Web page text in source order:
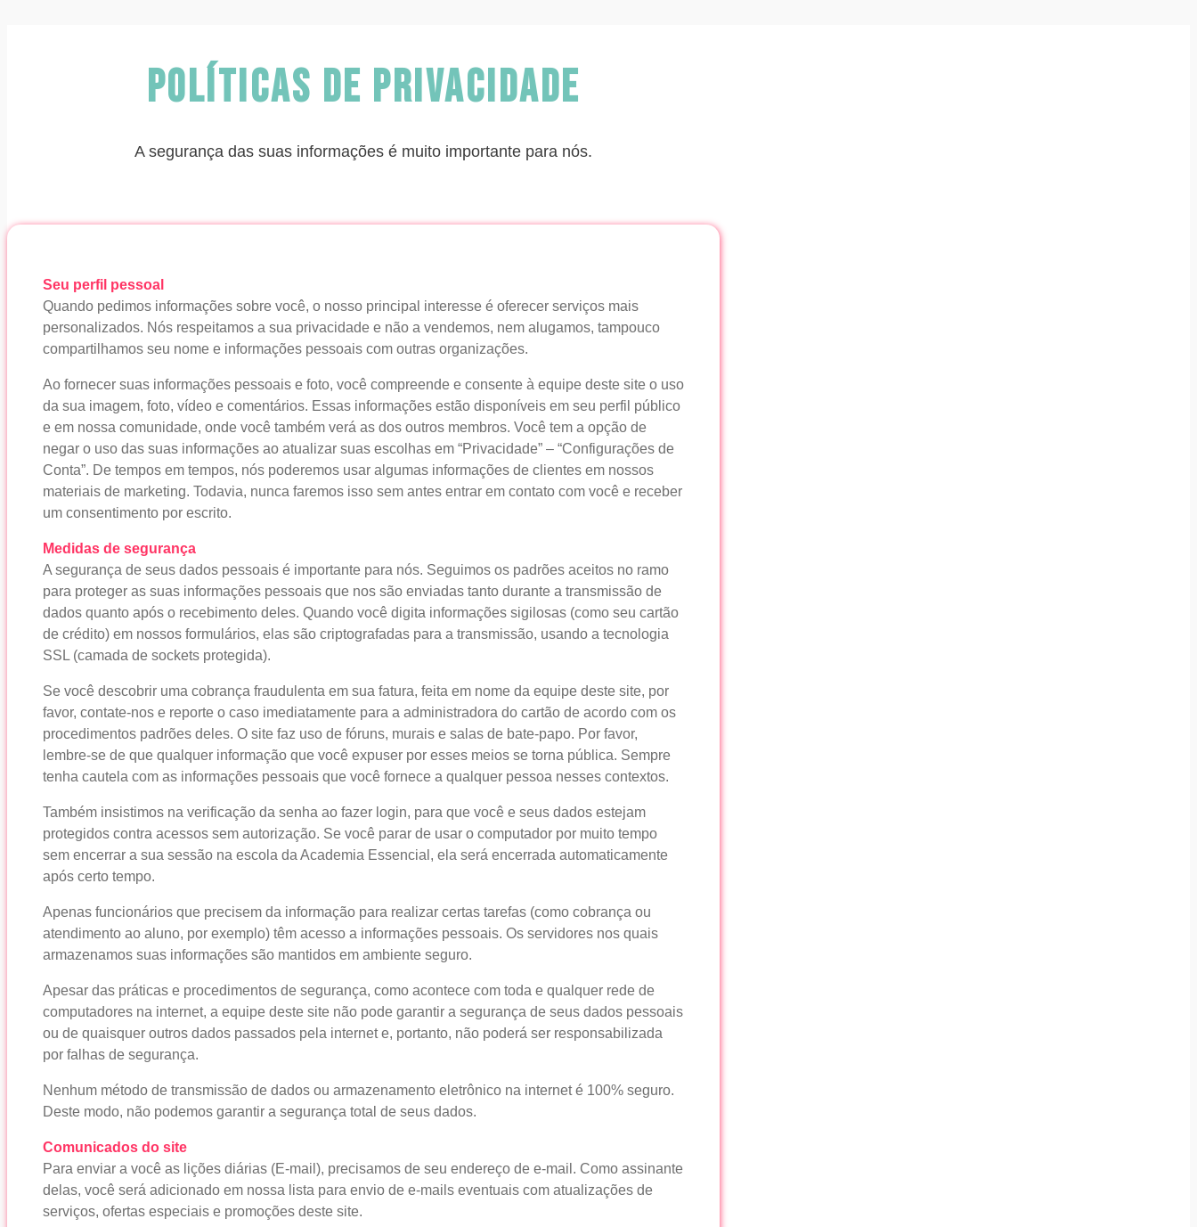
Políticas de Privacidade
A segurança das suas informações é muito importante para nós.
Seu perfil pessoal
Quando pedimos informações sobre você, o nosso principal interesse é oferecer serviços mais
personalizados. Nós respeitamos a sua privacidade e não a vendemos, nem alugamos, tampouco
compartilhamos seu nome e informações pessoais com outras organizações.
Ao fornecer suas informações pessoais e foto, você compreende e consente à equipe deste site o uso
da sua imagem, foto, vídeo e comentários. Essas informações estão disponíveis em seu perfil público
e em nossa comunidade, onde você também verá as dos outros membros. Você tem a opção de
negar o uso das suas informações ao atualizar suas escolhas em “Privacidade” – “Configurações de
Conta”. De tempos em tempos, nós poderemos usar algumas informações de clientes em nossos
materiais de marketing. Todavia, nunca faremos isso sem antes entrar em contato com você e receber
um consentimento por escrito.
Medidas de segurança
A segurança de seus dados pessoais é importante para nós. Seguimos os padrões aceitos no ramo
para proteger as suas informações pessoais que nos são enviadas tanto durante a transmissão de
dados quanto após o recebimento deles. Quando você digita informações sigilosas (como seu cartão
de crédito) em nossos formulários, elas são criptografadas para a transmissão, usando a tecnologia
SSL (camada de sockets protegida).
Se você descobrir uma cobrança fraudulenta em sua fatura, feita em nome da equipe deste site, por
favor, contate-nos e reporte o caso imediatamente para a administradora do cartão de acordo com os
procedimentos padrões deles. O site faz uso de fóruns, murais e salas de bate-papo. Por favor,
lembre-se de que qualquer informação que você expuser por esses meios se torna pública. Sempre
tenha cautela com as informações pessoais que você fornece a qualquer pessoa nesses contextos.
Também insistimos na verificação da senha ao fazer login, para que você e seus dados estejam
protegidos contra acessos sem autorização. Se você parar de usar o computador por muito tempo
sem encerrar a sua sessão na escola da Academia Essencial, ela será encerrada automaticamente
após certo tempo.
Apenas funcionários que precisem da informação para realizar certas tarefas (como cobrança ou
atendimento ao aluno, por exemplo) têm acesso a informações pessoais. Os servidores nos quais
armazenamos suas informações são mantidos em ambiente seguro.
Apesar das práticas e procedimentos de segurança, como acontece com toda e qualquer rede de
computadores na internet, a equipe deste site não pode garantir a segurança de seus dados pessoais
ou de quaisquer outros dados passados pela internet e, portanto, não poderá ser responsabilizada
por falhas de segurança.
Nenhum método de transmissão de dados ou armazenamento eletrônico na internet é 100% seguro.
Deste modo, não podemos garantir a segurança total de seus dados.
Comunicados do site
Para enviar a você as lições diárias (E-mail), precisamos de seu endereço de e-mail. Como assinante
delas, você será adicionado em nossa lista para envio de e-mails eventuais com atualizações de
serviços, ofertas especiais e promoções deste site.